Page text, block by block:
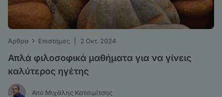
Άρθρα › Επιστήμες 2 Οκτ. 2024
Απλά φιλοσοφικά μαθήματα για να γίνεις
καλύτερος ηγέτης
Από Μιχάλης Κατσιμίτσης